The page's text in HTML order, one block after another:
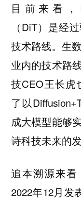
目前来看，
（DiT）是经
技术路线。生
业内的技术路
技CEO王长虎
了以
成大模型能够
诗科技未来的
追本溯源来
2022年12月发